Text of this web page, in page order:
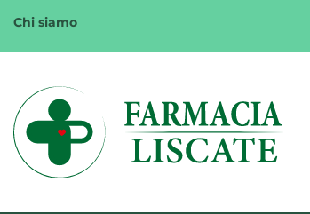
Chi siamo
Margherita
FarmaWeb